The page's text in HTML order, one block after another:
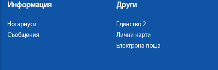
Информация
Нотариуси
Съобщения
Други
Единство 2
Лични карти
Електрона поща